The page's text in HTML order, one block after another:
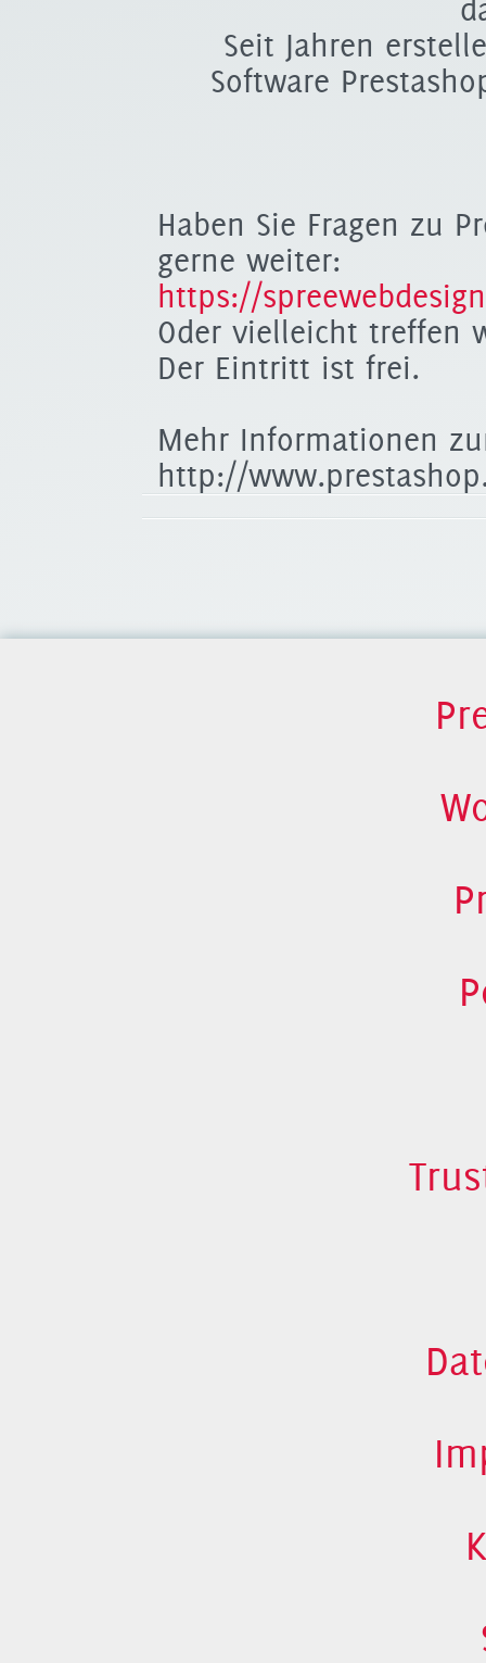
Seit Jahren
Software
Haben Sie Fragen zu
gerne weiter:
https://
Oder vielleicht treffen
Der Eintritt ist frei.
Mehr Informationen
http://